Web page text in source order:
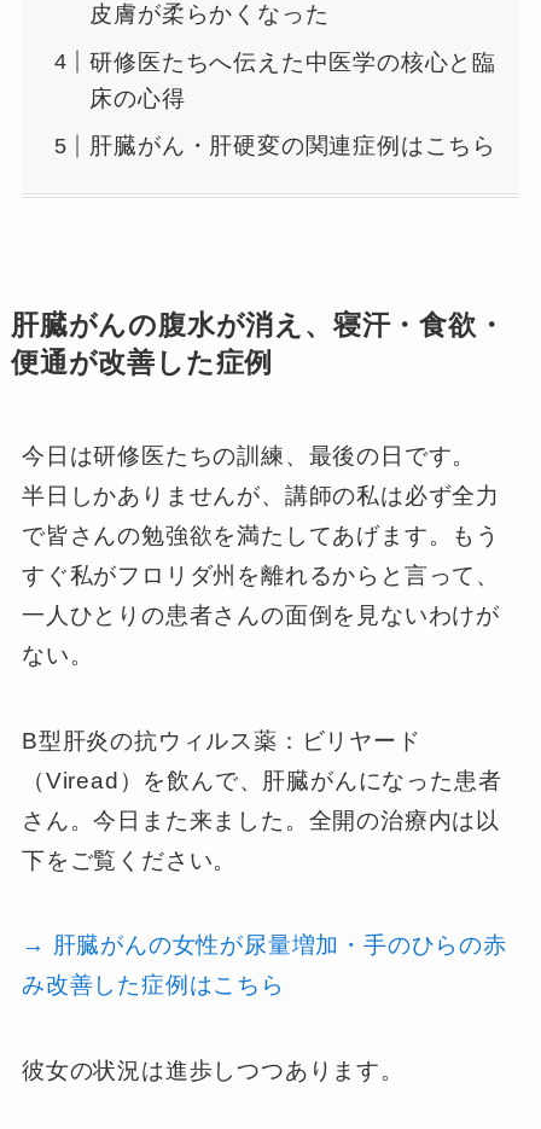
皮膚が柔らかくなった
研修医たちへ伝えた中医学の核心と臨
床の心得
肝臓がん・肝硬変の関連症例はこちら
肝臓がんの腹水が消え、寝汗・食欲・
便通が改善した症例
今日は研修医たちの訓練、最後の日です。
半日しかありませんが、講師の私は必ず全力
で皆さんの勉強欲を満たしてあげます。もう
すぐ私がフロリダ州を離れるからと言って、
一人ひとりの患者さんの面倒を見ないわけが
ない。
B型肝炎の抗ウィルス薬：ビリヤード
（Viread）を飲んで、肝臓がんになった患者
さん。今日また来ました。全開の治療内は以
下をご覧ください。
→ 肝臓がんの女性が尿量増加・手のひらの赤
み改善した症例はこちら
彼女の状況は進歩しつつあります。